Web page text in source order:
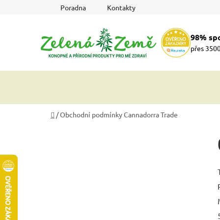
Poradna Kontakty
98%
přes
Domů
/Obchodní podmínky Cannadorra Trade